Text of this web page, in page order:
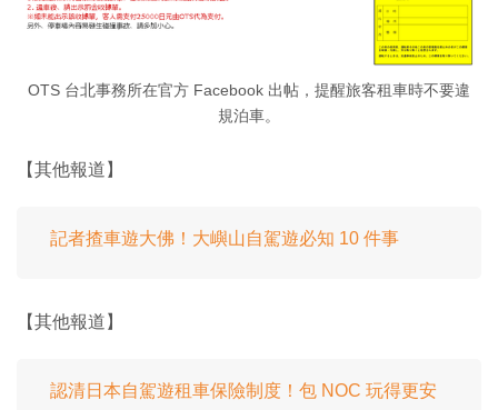
OTS 台北事務所在官方 Facebook 出帖，提醒旅客租車時不要違
規泊車。
【其他報道】
記者揸車遊大佛！大嶼山自駕遊必知 10 件事
【其他報道】
認清日本自駕遊租車保險制度！包 NOC 玩得更安